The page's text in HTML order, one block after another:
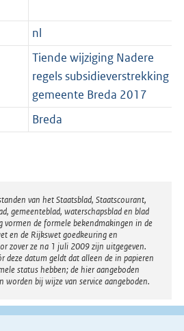
nl
Tiende wijziging Nadere
regels subsidieverstrekking
gemeente Breda 2017
Breda
van het Staatsblad, Staatscourant,
gemeenteblad, waterschapsblad en blad
vormen de formele bekendmakingen in de
en de Rijkswet goedkeuring en
zover ze na 1 juli 2009 zijn uitgegeven.
deze datum geldt dat alleen de in papieren
status hebben; de hier aangeboden
worden bij wijze van service aangeboden.